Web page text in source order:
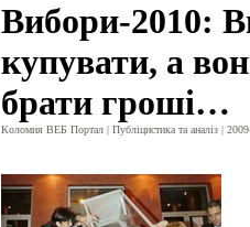
Вибори-2010:
купувати, а
брати гроші…
Коломия ВЕБ Портал | Публіцистика та аналіз |